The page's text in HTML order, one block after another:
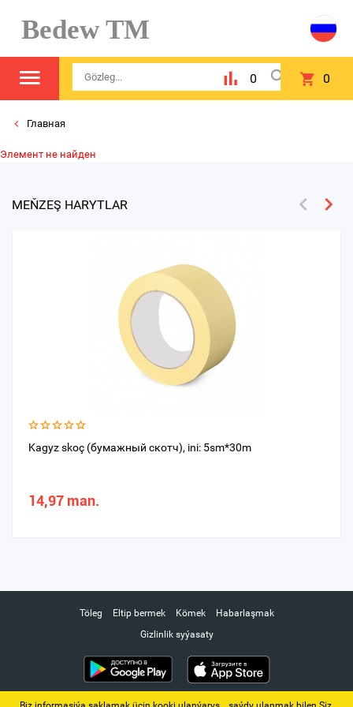
Bedew TM
0 0
Главная
Элемент не найден
MEŇZEŞ HARYTLAR
Kagyz skoç (бумажный скотч), ini: 5sm*30m
14,97 man.
Töleg Eltip bermek Kömek
Habarlaşmak
Gizlinlik syýasaty